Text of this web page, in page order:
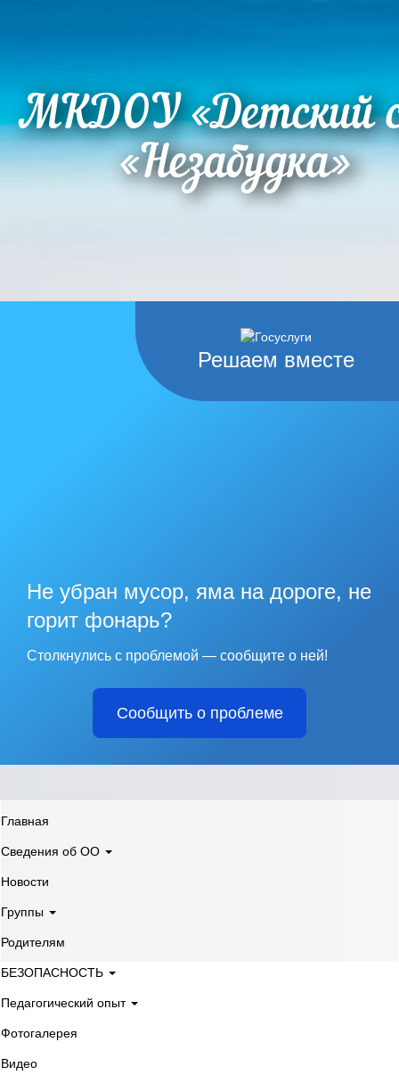
МКДОУ «Детский
«Незабудка»
Решаем вместе
Не убран мусор, яма на дороге, не
горит фонарь?
Столкнулись с проблемой — сообщите о ней!
Сообщить о проблеме
Главная
Сведения об ОО
Новости
Группы
Родителям
БЕЗОПАСНОСТЬ
Педагогический опыт
Фотогалерея
Видео